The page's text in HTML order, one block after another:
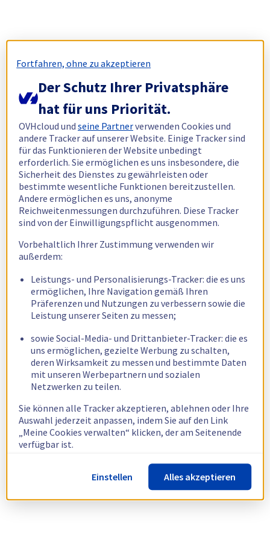
Fortfahren, ohne zu akzeptieren
Der Schutz Ihrer Privatsphäre
hat für uns Priorität.
OVHcloud undseine Partnerverwenden Cookies und
andere Tracker auf unserer Website. Einige Tracker sind
für das Funktionieren der Website unbedingt
erforderlich. Sie ermöglichen es uns insbesondere, die
Sicherheit des Dienstes zu gewährleisten oder
bestimmte wesentliche Funktionen bereitzustellen.
Andere ermöglichen es uns, anonyme
Reichweitenmessungen durchzuführen. Diese Tracker
sind von der Einwilligungspflicht ausgenommen.
Vorbehaltlich Ihrer Zustimmung verwenden wir
außerdem:
Leistungs- und Personalisierungs-Tracker: die es uns
ermöglichen, Ihre Navigation gemäß Ihren
Präferenzen und Nutzungen zu verbessern sowie die
Leistung unserer Seiten zu messen;
sowie Social-Media- und Drittanbieter-Tracker: die es
uns ermöglichen, gezielte Werbung zu schalten,
deren Wirksamkeit zu messen und bestimmte Daten
mit unseren Werbepartnern und sozialen
Netzwerken zu teilen.
Sie können alle Tracker akzeptieren, ablehnen oder Ihre
Auswahl jederzeit anpassen, indem Sie auf den Link
„Meine Cookies verwalten“ klicken, der am Seitenende
verfügbar ist.
Weitere Informationen finden Sie in unsererRichtlinie
zur Verwendung von Cookies.
Einstellen Alles akzeptieren